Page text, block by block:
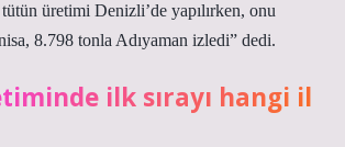
üretimi Denizli’de yapılırken, onu
8.798 tonla Adıyaman izledi” dedi.
ilk sırayı hangi il